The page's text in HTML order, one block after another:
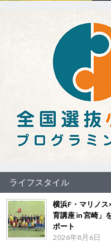
ライフスタイル
横浜F・マリノ
育講座 in 宮崎」
ポート
2026年8月6日